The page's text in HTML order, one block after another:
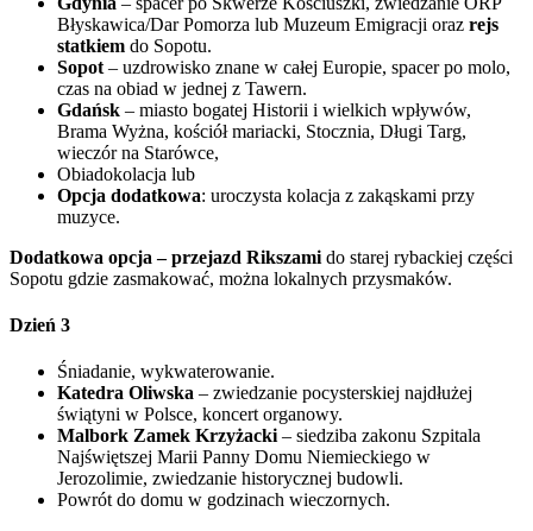
Błyskawica/Dar Pomorza lub Muzeum Emigracji oraz rejs
statkiem do Sopotu.
Sopot – uzdrowisko znane w całej Europie, spacer po molo,
czas na obiad w jednej z Tawern.
Gdańsk – miasto bogatej Historii i wielkich wpływów,
Brama Wyżna, kościół mariacki, Stocznia, Długi Targ,
wieczór na Starówce,
Obiadokolacja lub
Opcja dodatkowa: uroczysta kolacja z zakąskami przy
muzyce.
Dodatkowa opcja –przejazd Rikszami do starej rybackiej części
Sopotu gdzie zasmakować, można lokalnych przysmaków.
Dzień 3
Śniadanie, wykwaterowanie.
Katedra Oliwska – zwiedzanie pocysterskiej najdłużej
świątyni w Polsce, koncert organowy.
Malbork Zamek Krzyżacki – siedziba zakonu Szpitala
Najświętszej Marii Panny Domu Niemieckiego w
Jerozolimie, zwiedzanie historycznej budowli.
Powrót do domu w godzinach wieczornych.